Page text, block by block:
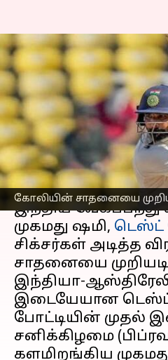
கோலியின் சாதனையை
டெஸ்ட்
அதிக
கோலியின்
முறியடித்த
எழுதியவர் Sekar Chinnappan
செய்தி முன்னோட்டம்
இந்திய
முகமது ஷமி, டெஸ்ட்
சிக்சர்கள் அடித்த
சாதனையை
இந்தியா-
இடையேயான
போட்டியின் முதல்
சனிக்கிழமை
களமிறங்கிய